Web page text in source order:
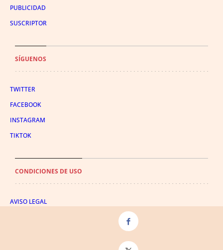
PUBLICIDAD
SUSCRIPTOR
SÍGUENOS
TWITTER
FACEBOOK
INSTAGRAM
TIKTOK
CONDICIONES DE USO
AVISO LEGAL